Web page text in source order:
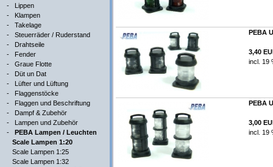
- Lippen
- Klampen
- Takelage
- Steuerräder / Ruderstand
- Drahtseile
- Fender
- Graue Flotte
- Düt un Dat
- Lüfter und Lüftung
- Flaggenstöcke
- Flaggen und Beschriftung
- Dampf & Zubehör
- Lampen und Zubehör
- PEBA Lampen / Leuchten
Scale Lampen 1:20
Scale Lampen 1:25
Scale Lampen 1:32
PEBA
3,40
incl. 19
PEBA
3,00
incl. 19